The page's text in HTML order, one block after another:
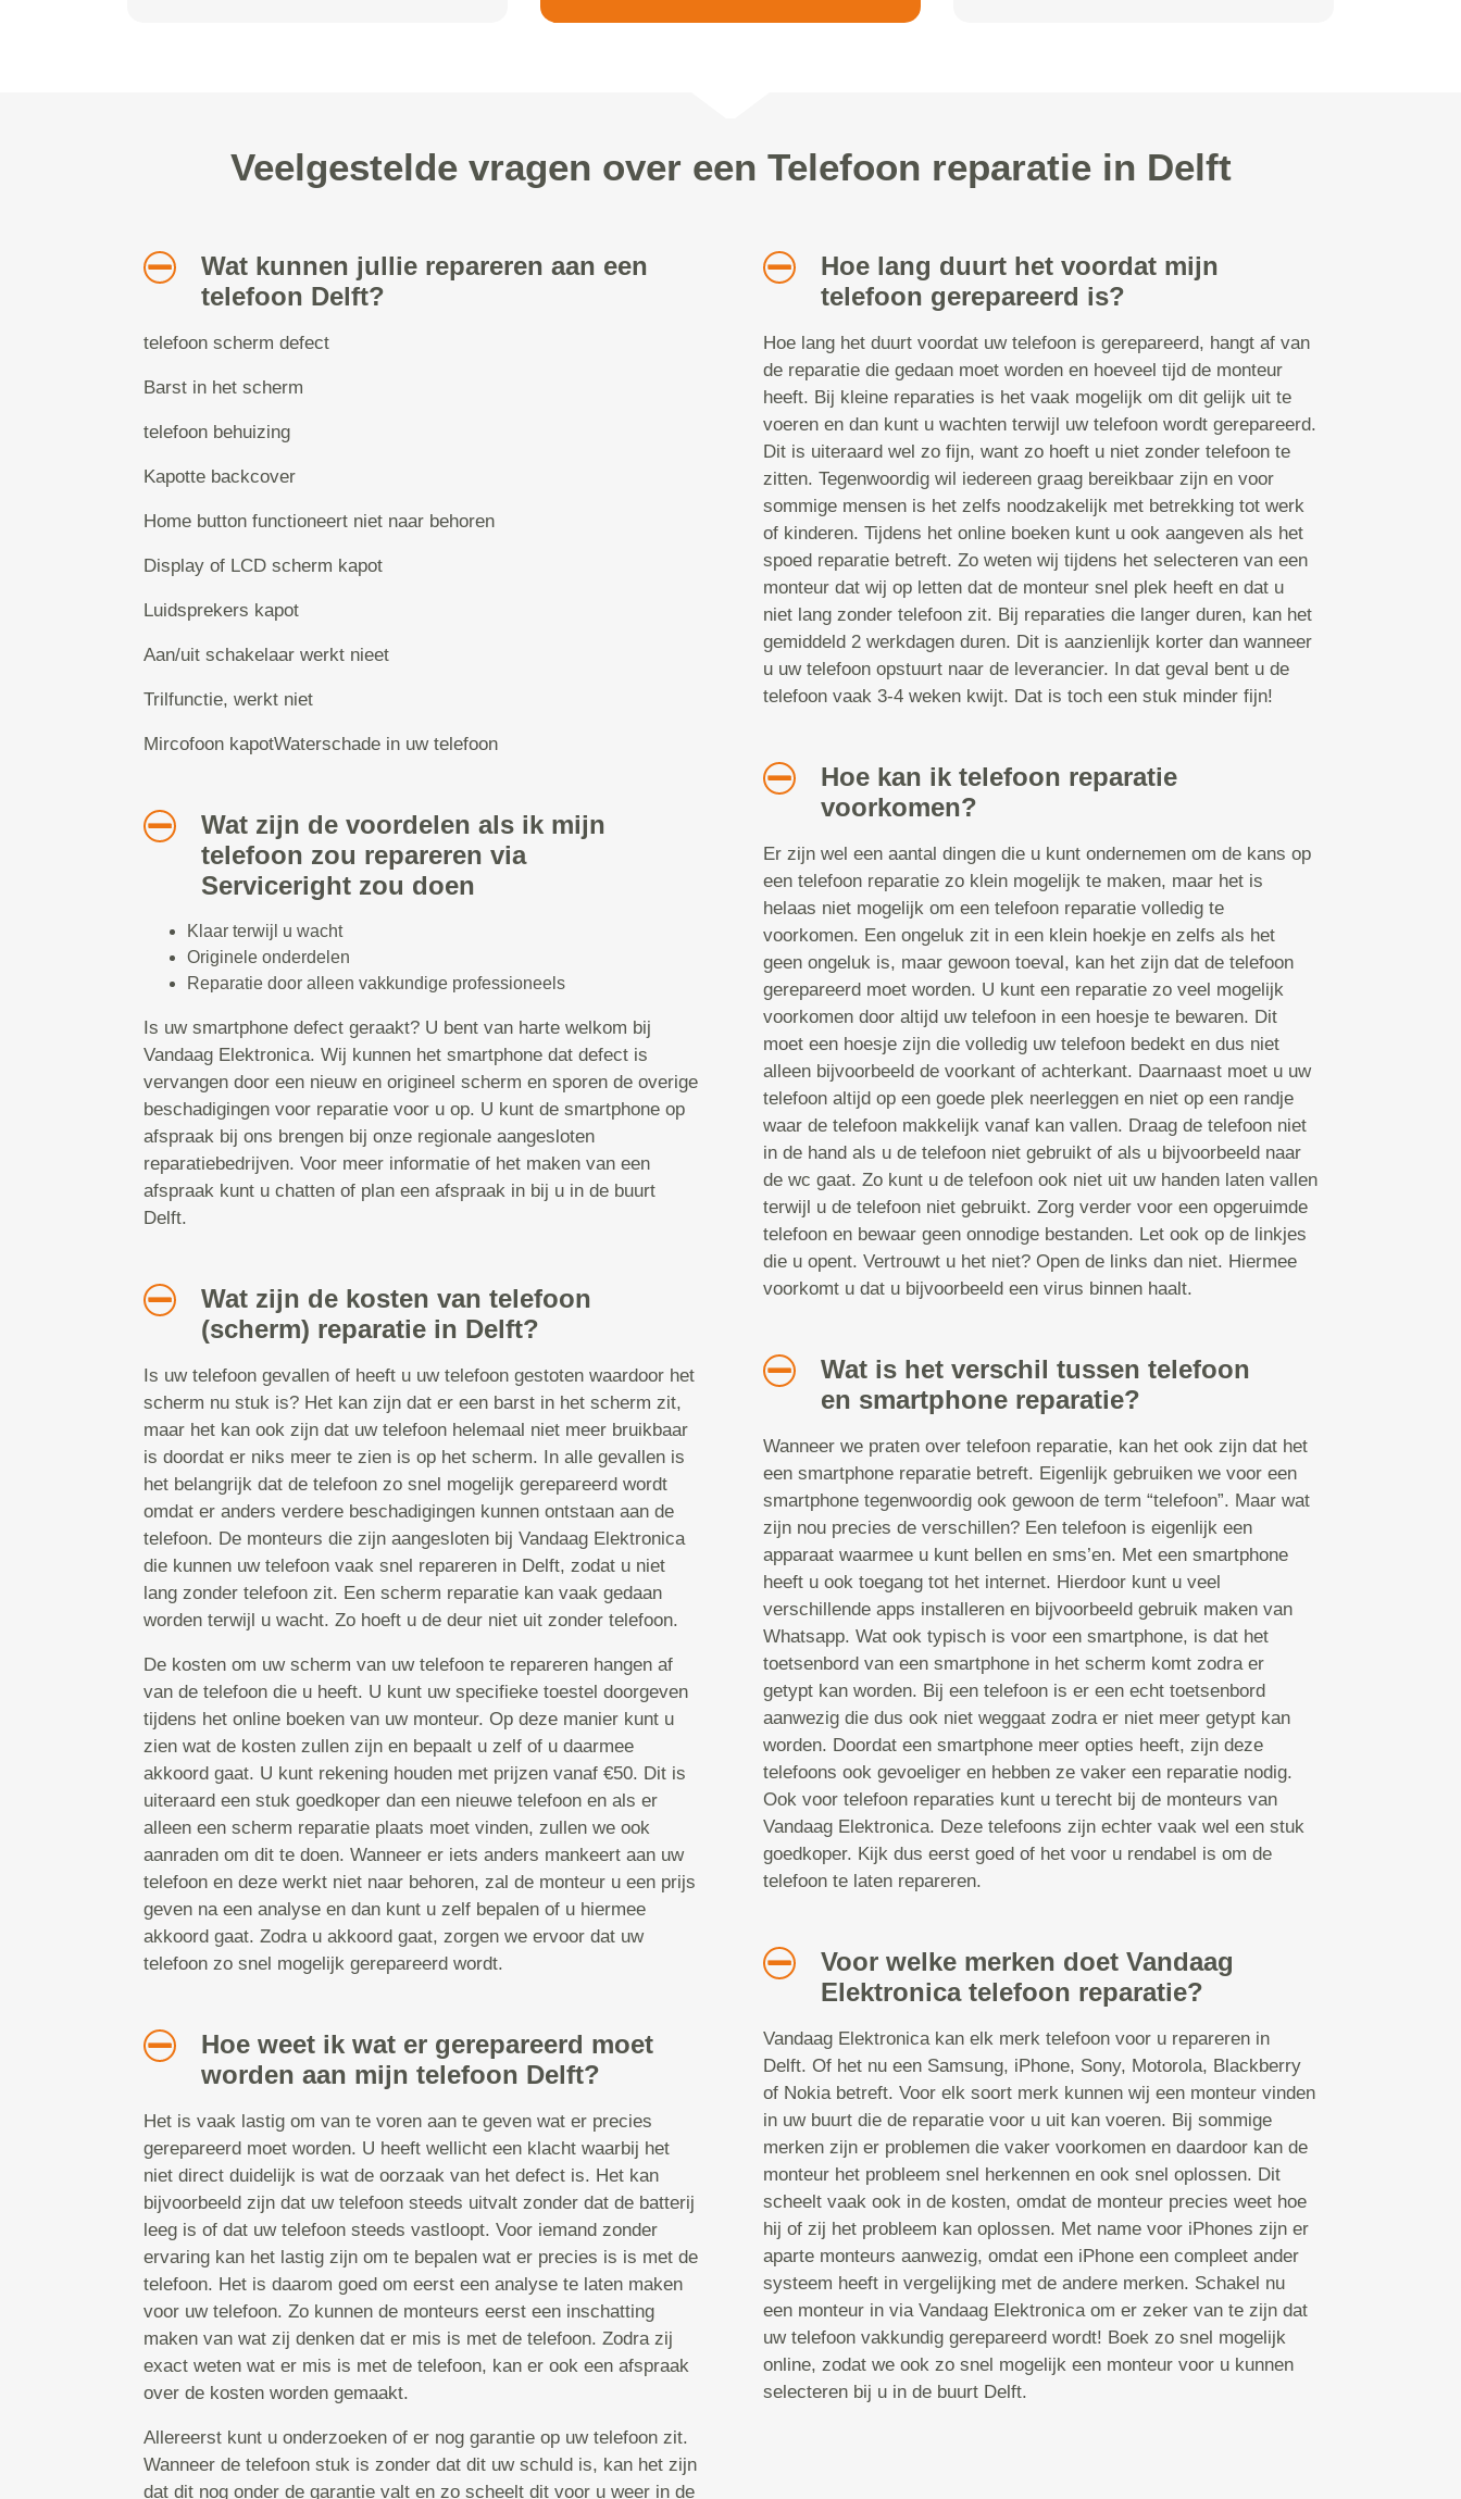
Veelgestelde vragen over een Telefoon reparatie in Delft
Wat kunnen jullie repareren aan een
telefoon Delft?
telefoon scherm defect
Barst in het scherm
telefoon behuizing
Kapotte backcover
Home button functioneert niet naar behoren
Display of LCD scherm kapot
Luidsprekers kapot
Aan/uit schakelaar werkt nieet
Trilfunctie, werkt niet
Mircofoon kapotWaterschade in uw telefoon
Wat zijn de voordelen als ik mijn
telefoon zou repareren via
Serviceright zou doen
Klaar terwijl u wacht
Originele onderdelen
Reparatie door alleen vakkundige professioneels
Is uw smartphone defect geraakt? U bent van harte welkom bij
Vandaag Elektronica. Wij kunnen het smartphone dat defect is
vervangen door een nieuw en origineel scherm en sporen de overige
beschadigingen voor reparatie voor u op. U kunt de smartphone op
afspraak bij ons brengen bij onze regionale aangesloten
reparatiebedrijven. Voor meer informatie of het maken van een
afspraak kunt u chatten of plan een afspraak in bij u in de buurt
Delft.
Wat zijn de kosten van telefoon
(scherm) reparatie in Delft?
Is uw telefoon gevallen of heeft u uw telefoon gestoten waardoor het
scherm nu stuk is? Het kan zijn dat er een barst in het scherm zit,
maar het kan ook zijn dat uw telefoon helemaal niet meer bruikbaar
is doordat er niks meer te zien is op het scherm. In alle gevallen is
het belangrijk dat de telefoon zo snel mogelijk gerepareerd wordt
omdat er anders verdere beschadigingen kunnen ontstaan aan de
telefoon. De monteurs die zijn aangesloten bij Vandaag Elektronica
die kunnen uw telefoon vaak snel repareren in Delft, zodat u niet
lang zonder telefoon zit. Een scherm reparatie kan vaak gedaan
worden terwijl u wacht. Zo hoeft u de deur niet uit zonder telefoon.
De kosten om uw scherm van uw telefoon te repareren hangen af
van de telefoon die u heeft. U kunt uw specifieke toestel doorgeven
tijdens het online boeken van uw monteur. Op deze manier kunt u
zien wat de kosten zullen zijn en bepaalt u zelf of u daarmee
akkoord gaat. U kunt rekening houden met prijzen vanaf €50. Dit is
uiteraard een stuk goedkoper dan een nieuwe telefoon en als er
alleen een scherm reparatie plaats moet vinden, zullen we ook
aanraden om dit te doen. Wanneer er iets anders mankeert aan uw
telefoon en deze werkt niet naar behoren, zal de monteur u een prijs
geven na een analyse en dan kunt u zelf bepalen of u hiermee
akkoord gaat. Zodra u akkoord gaat, zorgen we ervoor dat uw
telefoon zo snel mogelijk gerepareerd wordt.
Hoe weet ik wat er gerepareerd moet
worden aan mijn telefoon Delft?
Het is vaak lastig om van te voren aan te geven wat er precies
gerepareerd moet worden. U heeft wellicht een klacht waarbij het
niet direct duidelijk is wat de oorzaak van het defect is. Het kan
bijvoorbeeld zijn dat uw telefoon steeds uitvalt zonder dat de batterij
leeg is of dat uw telefoon steeds vastloopt. Voor iemand zonder
ervaring kan het lastig zijn om te bepalen wat er precies is is met de
telefoon. Het is daarom goed om eerst een analyse te laten maken
voor uw telefoon. Zo kunnen de monteurs eerst een inschatting
maken van wat zij denken dat er mis is met de telefoon. Zodra zij
exact weten wat er mis is met de telefoon, kan er ook een afspraak
over de kosten worden gemaakt.
Allereerst kunt u onderzoeken of er nog garantie op uw telefoon zit.
Wanneer de telefoon stuk is zonder dat dit uw schuld is, kan het zijn
dat dit nog onder de garantie valt en zo scheelt dit voor u weer in de
Hoe lang duurt het voordat mijn
telefoon gerepareerd is?
Hoe lang het duurt voordat uw telefoon is gerepareerd, hangt af van
de reparatie die gedaan moet worden en hoeveel tijd de monteur
heeft. Bij kleine reparaties is het vaak mogelijk om dit gelijk uit te
voeren en dan kunt u wachten terwijl uw telefoon wordt gerepareerd.
Dit is uiteraard wel zo fijn, want zo hoeft u niet zonder telefoon te
zitten. Tegenwoordig wil iedereen graag bereikbaar zijn en voor
sommige mensen is het zelfs noodzakelijk met betrekking tot werk
of kinderen. Tijdens het online boeken kunt u ook aangeven als het
spoed reparatie betreft. Zo weten wij tijdens het selecteren van een
monteur dat wij op letten dat de monteur snel plek heeft en dat u
niet lang zonder telefoon zit. Bij reparaties die langer duren, kan het
gemiddeld 2 werkdagen duren. Dit is aanzienlijk korter dan wanneer
u uw telefoon opstuurt naar de leverancier. In dat geval bent u de
telefoon vaak 3-4 weken kwijt. Dat is toch een stuk minder fijn!
Hoe kan ik telefoon reparatie
voorkomen?
Er zijn wel een aantal dingen die u kunt ondernemen om de kans op
een telefoon reparatie zo klein mogelijk te maken, maar het is
helaas niet mogelijk om een telefoon reparatie volledig te
voorkomen. Een ongeluk zit in een klein hoekje en zelfs als het
geen ongeluk is, maar gewoon toeval, kan het zijn dat de telefoon
gerepareerd moet worden. U kunt een reparatie zo veel mogelijk
voorkomen door altijd uw telefoon in een hoesje te bewaren. Dit
moet een hoesje zijn die volledig uw telefoon bedekt en dus niet
alleen bijvoorbeeld de voorkant of achterkant. Daarnaast moet u uw
telefoon altijd op een goede plek neerleggen en niet op een randje
waar de telefoon makkelijk vanaf kan vallen. Draag de telefoon niet
in de hand als u de telefoon niet gebruikt of als u bijvoorbeeld naar
de wc gaat. Zo kunt u de telefoon ook niet uit uw handen laten vallen
terwijl u de telefoon niet gebruikt. Zorg verder voor een opgeruimde
telefoon en bewaar geen onnodige bestanden. Let ook op de linkjes
die u opent. Vertrouwt u het niet? Open de links dan niet. Hiermee
voorkomt u dat u bijvoorbeeld een virus binnen haalt.
Wat is het verschil tussen telefoon
en smartphone reparatie?
Wanneer we praten over telefoon reparatie, kan het ook zijn dat het
een smartphone reparatie betreft. Eigenlijk gebruiken we voor een
smartphone tegenwoordig ook gewoon de term “telefoon”. Maar wat
zijn nou precies de verschillen? Een telefoon is eigenlijk een
apparaat waarmee u kunt bellen en sms’en. Met een smartphone
heeft u ook toegang tot het internet. Hierdoor kunt u veel
verschillende apps installeren en bijvoorbeeld gebruik maken van
Whatsapp. Wat ook typisch is voor een smartphone, is dat het
toetsenbord van een smartphone in het scherm komt zodra er
getypt kan worden. Bij een telefoon is er een echt toetsenbord
aanwezig die dus ook niet weggaat zodra er niet meer getypt kan
worden. Doordat een smartphone meer opties heeft, zijn deze
telefoons ook gevoeliger en hebben ze vaker een reparatie nodig.
Ook voor telefoon reparaties kunt u terecht bij de monteurs van
Vandaag Elektronica. Deze telefoons zijn echter vaak wel een stuk
goedkoper. Kijk dus eerst goed of het voor u rendabel is om de
telefoon te laten repareren.
Voor welke merken doet Vandaag
Elektronica telefoon reparatie?
Vandaag Elektronica kan elk merk telefoon voor u repareren in
Delft. Of het nu een Samsung, iPhone, Sony, Motorola, Blackberry
of Nokia betreft. Voor elk soort merk kunnen wij een monteur vinden
in uw buurt die de reparatie voor u uit kan voeren. Bij sommige
merken zijn er problemen die vaker voorkomen en daardoor kan de
monteur het probleem snel herkennen en ook snel oplossen. Dit
scheelt vaak ook in de kosten, omdat de monteur precies weet hoe
hij of zij het probleem kan oplossen. Met name voor iPhones zijn er
aparte monteurs aanwezig, omdat een iPhone een compleet ander
systeem heeft in vergelijking met de andere merken. Schakel nu
een monteur in via Vandaag Elektronica om er zeker van te zijn dat
uw telefoon vakkundig gerepareerd wordt! Boek zo snel mogelijk
online, zodat we ook zo snel mogelijk een monteur voor u kunnen
selecteren bij u in de buurt Delft.